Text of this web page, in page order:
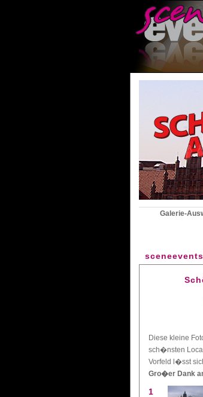
Galerie-
Diese kleine
sch�nsten
Vorfeld l�sst
Gro�er Dank
1